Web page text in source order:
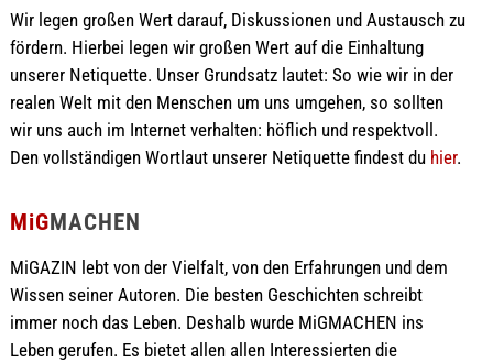
Wir legen großen Wert darauf, Diskussionen und Austausch zu
fördern. Hierbei legen wir großen Wert auf die Einhaltung
unserer Netiquette. Unser Grundsatz lautet: So wie wir in der
realen Welt mit den Menschen um uns umgehen, so sollten
wir uns auch im Internet verhalten: höflich und respektvoll.
Den vollständigen Wortlaut unserer Netiquette findest du hier.
MiGMACHEN
MiGAZIN lebt von der Vielfalt, von den Erfahrungen und dem
Wissen seiner Autoren. Die besten Geschichten schreibt
immer noch das Leben. Deshalb wurde MiGMACHEN ins
Leben gerufen. Es bietet allen allen Interessierten die